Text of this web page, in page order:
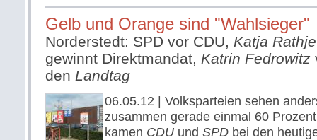
Gelb und Orange sind "Wahlsieger"
Norderstedt: SPD vor CDU, Katja
gewinnt Direktmandat, Katrin Fedrowitz
den Landtag
06.05.12 | Volksparteien sehen
zusammen gerade einmal 60
kamen CDU und SPD bei den